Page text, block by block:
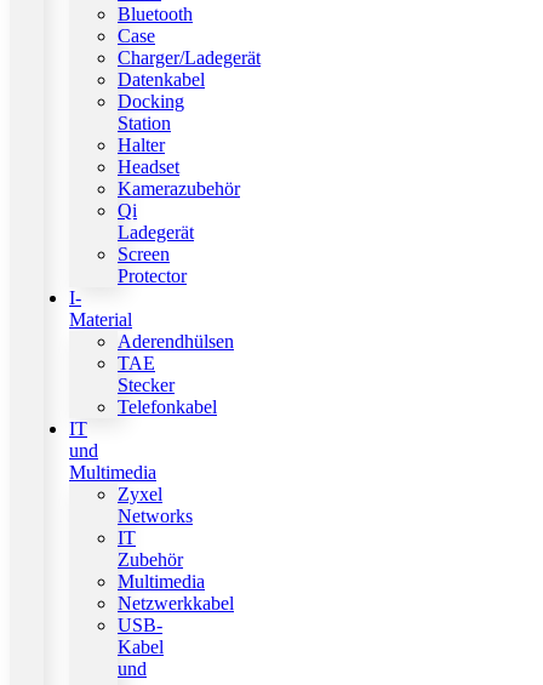
Bluetooth
Case
Charger/Ladegerät
Datenkabel
Docking
Station
Halter
Headset
Kamerazubehör
Qi
Ladegerät
Screen
Protector
I-
Material
Aderendhülsen
TAE
Stecker
Telefonkabel
IT
und
Multimedia
Zyxel
Networks
IT
Zubehör
Multimedia
Netzwerkkabel
USB-
Kabel
und